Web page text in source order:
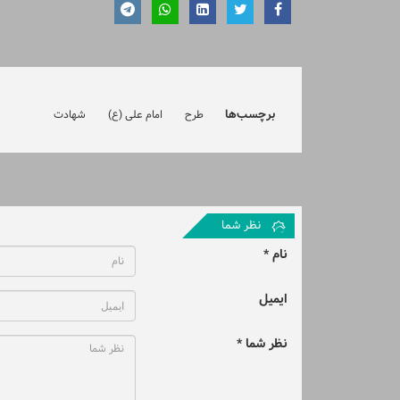
برچسب‌ها طرح امام علی (ع) شهادت
نظر شما
نام *
ایمیل
نظر شما *